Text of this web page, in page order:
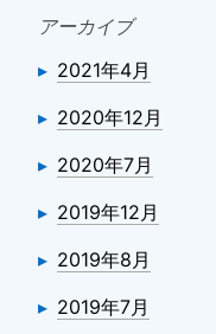
アーカイブ
2021年4月
2020年12月
2020年7月
2019年12月
2019年8月
2019年7月